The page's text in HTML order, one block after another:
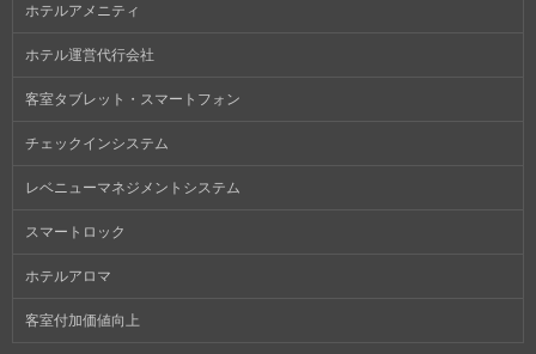
ホテルアメニティ
ホテル運営代行会社
客室タブレット・スマートフォン
チェックインシステム
レベニューマネジメントシステム
スマートロック
ホテルアロマ
客室付加価値向上